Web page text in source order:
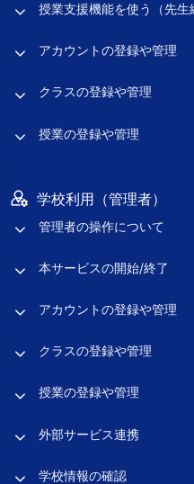
授業支援機能を使う（先生
アカウントの登録や管理
クラスの登録や管理
授業の登録や管理
学校利用（管理者）
管理者の操作について
本サービスの開始/終了
アカウントの登録や管理
クラスの登録や管理
授業の登録や管理
外部サービス連携
学校情報の確認